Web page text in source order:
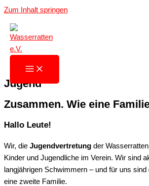
Zum Inhalt springen
Jugend
Zusammen. Wie eine
Hallo Leute!
Wir, die Jugendvertretung der
Kinder und Jugendliche im Verein. Wir sind
langjährigen Schwimmern – und für uns
eine zweite Familie.